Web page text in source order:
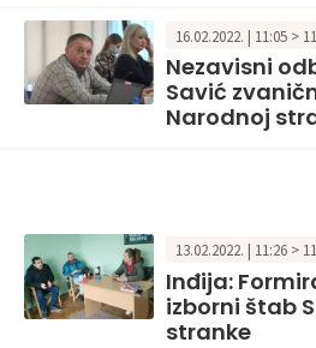
16.02.2022. | 11:05 >
Nezavisni
Savić
Narodnoj
13.02.2022. | 11:26 >
Inđija:
izborni štab
stranke